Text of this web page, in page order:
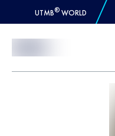
UTMB® WORLD